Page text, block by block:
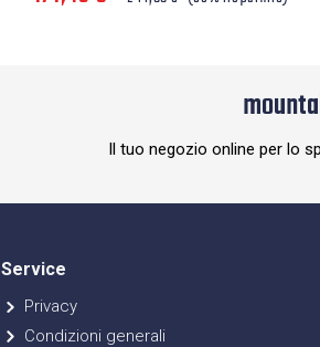
Il tuo negozio online per lo
Service
Privacy
Condizioni generali